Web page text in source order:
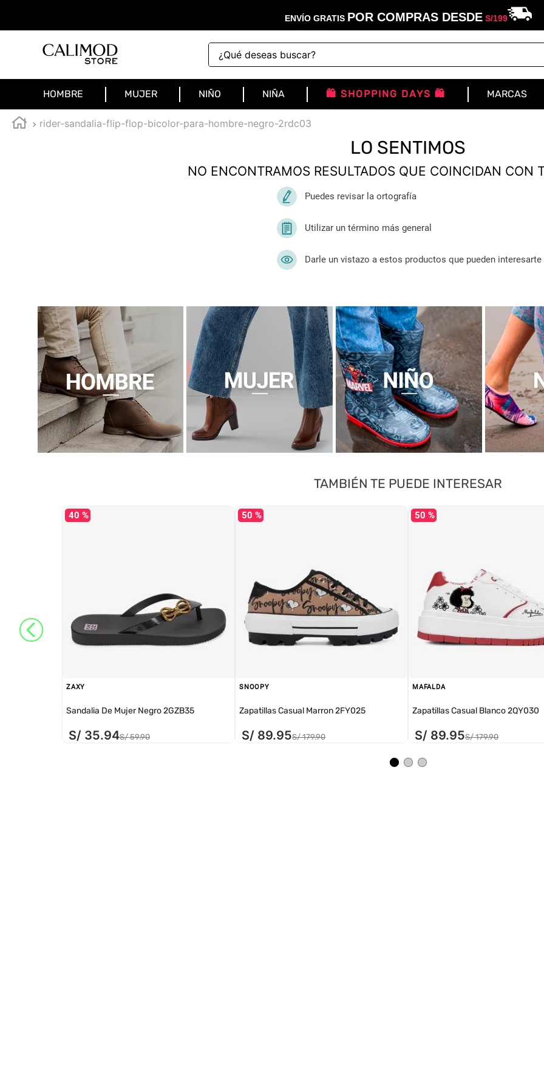
ENVÍO GRATIS POR COMPRAS DESDES/199
¿Qué deseas buscar?
HOMBRE MUJER NIÑO NIÑA 🛍️ SHOPPING DAYS 🛍️ MARCAS
rider-sandalia-flip-flop-bicolor-para-hombre-negro-2rdc03
LO SENTIMOS
NO ENCONTRAMOS RESULTADOS QUE COINCIDAN CON
Puedes revisar la ortografía
Utilizar un término más general
Darle un vistazo a estos productos que pueden interesarte
TAMBIÉN TE PUEDE INTERESAR
40 %
ZAXY
Sandalia De Mujer Negro 2GZB35
S/ 35.94S/ 59.90
50 %
SNOOPY
Zapatillas Casual Marron 2FY025
S/ 89.95S/ 179.90
50 %
MAFALDA
Zapatillas Casual Blanco 2QY030
S/ 89.95S/ 179.90